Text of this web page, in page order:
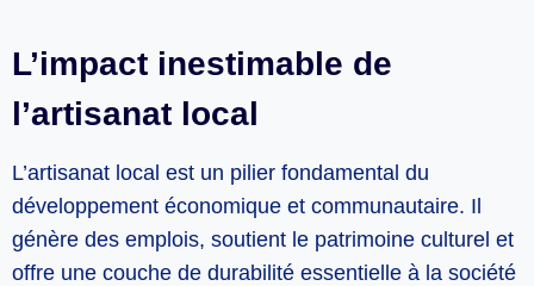
L’impact inestimable de
l’artisanat local
L’artisanat local est un pilier fondamental du
développement économique et communautaire. Il
génère des emplois, soutient le patrimoine culturel et
offre une couche de durabilité essentielle à la société